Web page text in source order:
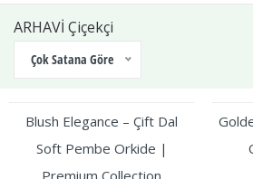
ARHAVİ Çiçekçi
Çok Satana Göre
Blush Elegance – Çift Dal
Soft Pembe Orkide |
Premium Collection